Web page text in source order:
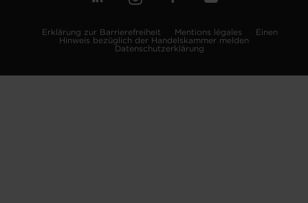
Erklärung zur Barrierefreiheit Mentions légales
Einen
Hinweis bezüglich der Handelskammer melden
Datenschutzerklärung